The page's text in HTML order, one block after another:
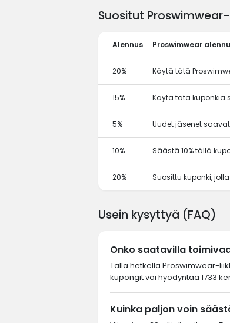
Suositut
Alennus Proswimwear
20% Käytä tätä
15% Käytä tätä kuponkia
5% Uudet jäsenet
10% Säästä 10% tällä
20% Suosittu kuponki,
Usein kysyttyä (FAQ)
Onko saatavilla
Tällä hetkellä Proswimwear-
kupongit voi hyödyntää 1733
Kuinka paljon voin